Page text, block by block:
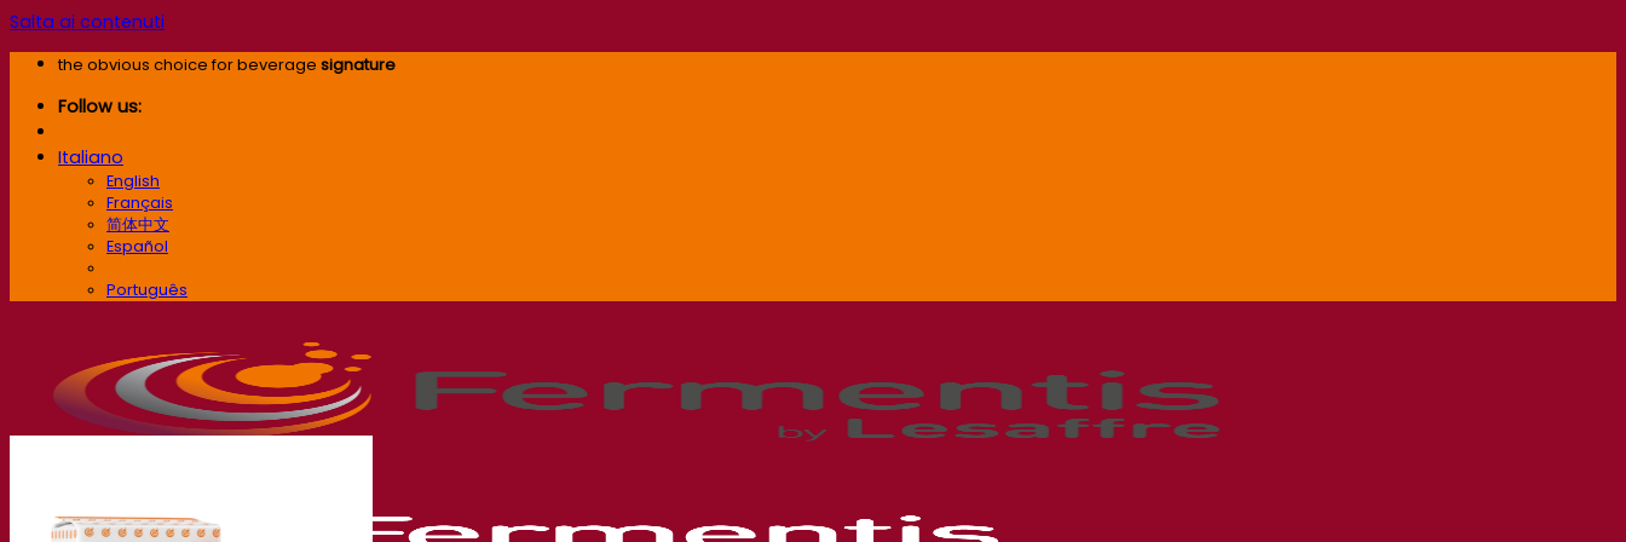
Salta ai contenuti
the obvious choice for beverage signature
Follow us:
Italiano
English
Français
简体中文
Español
Português